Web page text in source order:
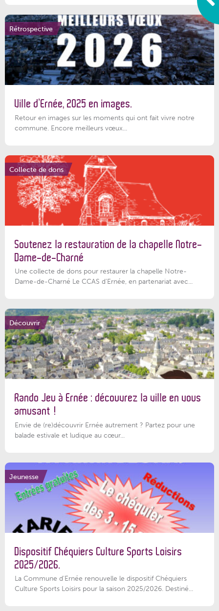
Rétrospective
Ville d’Ernée, 2025 en images.
Retour en images sur les moments qui ont fait vivre notre
commune. Encore meilleurs vœux...
Collecte de dons
Soutenez la restauration de la chapelle Notre-
Dame-de-Charné
Une collecte de dons pour restaurer la chapelle Notre-
Dame-de-Charné Le CCAS d’Ernée, en partenariat avec...
Découvrir
Rando Jeu à Ernée : découvrez la ville en vous
amusant !
Envie de (re)découvrir Ernée autrement ? Partez pour une
balade estivale et ludique au cœur...
Jeunesse
Dispositif Chéquiers Culture Sports Loisirs
2025/2026.
La Commune d'Ernée renouvelle le dispositif Chéquiers
Culture Sports Loisirs pour la saison 2025/2026. Destiné...